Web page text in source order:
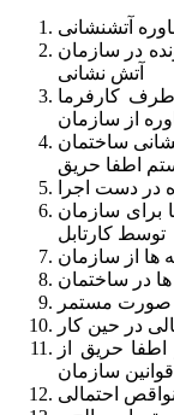
آتشنشانی
در سازمان
آتش نشانی
طرف کارفرما
ساختمان
اطفا حریق
در دست اجرا
برای سازمان
توسط کارتابل
ها از سازمان
در ساختمان
صورت مستمر
در حین کار
حریق از
سازمان
احتمالی